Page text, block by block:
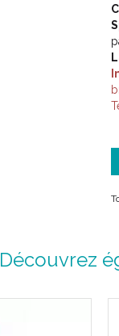
Découvrez